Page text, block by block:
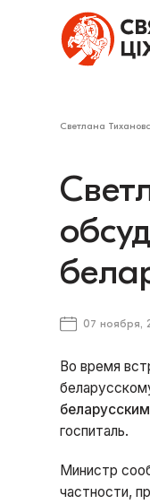
Светлана
07 ноября,
Во время
госпиталь.
Министр
частности,